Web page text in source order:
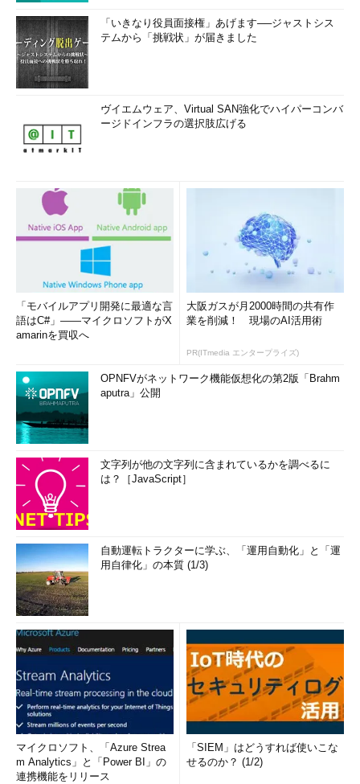
「いきなり役員面接権」あげます──ジャストシス
テムから「挑戦状」が届きました
ヴイエムウェア、Virtual SAN強化でハイパーコンバ
ージドインフラの選択肢広げる
「モバイルアプリ開発に最適な言
語はC#」――マイクロソフトがX
amarinを買収へ
大阪ガスが月2000時間の共有作
業を削減！ 現場のAI活用術
PR(ITmedia エンタープライズ)
OPNFVがネットワーク機能仮想化の第2版「Brahm
aputra」公開
文字列が他の文字列に含まれているかを調べるに
は？［JavaScript］
自動運転トラクターに学ぶ、「運用自動化」と「運
用自律化」の本質 (1/3)
マイクロソフト、「Azure Strea
m Analytics」と「Power BI」の
連携機能をリリース
「SIEM」はどうすれば使いこな
せるのか？ (1/2)